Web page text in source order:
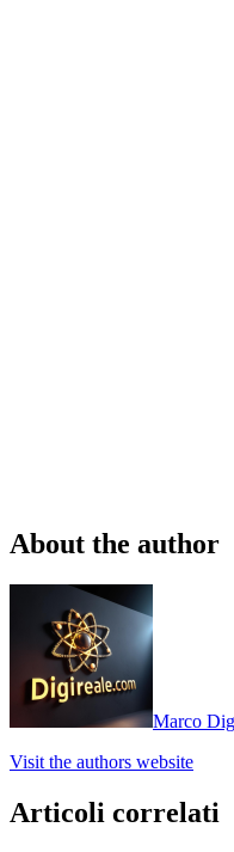
About the author
Marco
Visit the authors website
Articoli correlati